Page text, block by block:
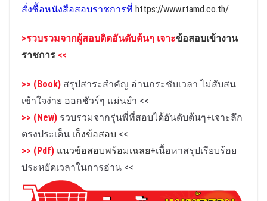
สั่งซื้อหนังสือสอบราชการที่ https://www.rtamd.co.th/
>รวบรวมจากผู้สอบติดอันดับต้นๆ เจาะข้อสอบเข้างาน
ราชการ <<
>> (Book) สรุปสาระสำคัญ อ่านกระชับเวลา ไม่สับสน
เข้าใจง่าย ออกชัวร์ๆ แม่นยำ <<
>> (New) รวบรวมจากรุ่นพี่ที่สอบได้อันดับต้นๆ+เจาะลึก
ตรงประเด็น เก็งข้อสอบ <<
>> (Pdf) แนวข้อสอบพร้อมเฉลย+เนื้อหาสรุปเรียบร้อย
ประหยัดเวลาในการอ่าน <<